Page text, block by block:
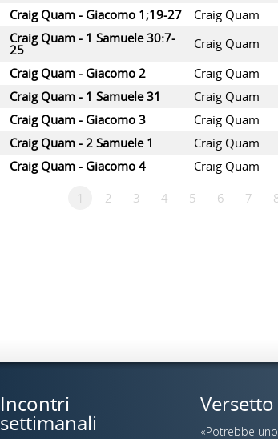
Craig Quam - Giacomo 1;19-27
Craig Quam
Craig Quam - 1 Samuele 30:7-
25 Craig Quam
Craig Quam - Giacomo 2
Craig Quam
Craig Quam - 1 Samuele 31
Craig Quam
Craig Quam - Giacomo 3
Craig Quam
Craig Quam - 2 Samuele 1
Craig Quam
Craig Quam - Giacomo 4
Craig Quam
1
2 3 4 5 6 7
Incontri
settimanali «Potrebbe